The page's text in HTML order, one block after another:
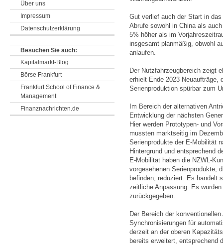
Gut verlief auch der Start in
Abrufe sowohl in China als
5% höher als im
insgesamt planmäßig, obwohl
anlaufen.
Der Nutzfahrzeugbereich zeigt
erhielt Ende 2023 Neuaufträge,
Serienproduktion spürbar zum
Im Bereich der alternativen
Entwicklung der nächsten
Hier werden Prototypen- und
mussten marktseitig im
Serienprodukte der E-Mobilität
Hintergrund und entsprechend
E-Mobilität haben die NZWL-
vorgesehenen Serienprodukte,
befinden, reduziert. Es handelt
zeitliche Anpassung. Es
zurückgegeben.
Der Bereich der
Synchronisierungen für
derzeit an der oberen
bereits erweitert, entsprechend
Über uns
Impressum
Datenschutzerklärung
Besuchen Sie auch:
Kapitalmarkt-Blog
Börse Frankfurt
Frankfurt School of Finance &
Management
Finanznachrichten.de